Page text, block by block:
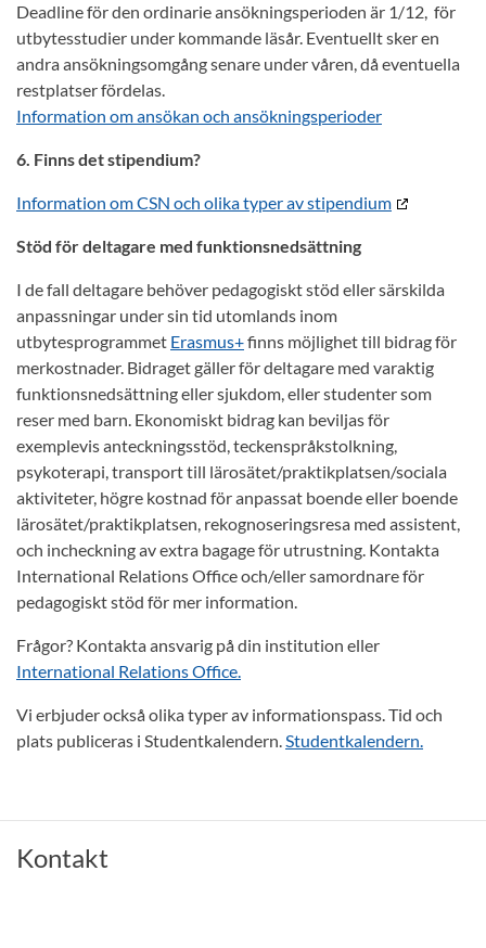
Deadline för den ordinarie ansökningsperioden är 1/12, för
utbytesstudier under kommande läsår. Eventuellt sker en
andra ansökningsomgång senare under våren, då eventuella
restplatser fördelas.
Information om ansökan och ansökningsperioder
6. Finns det stipendium?
Information om CSN och olika typer av stipendium
Stöd för deltagare med funktionsnedsättning
I de fall deltagare behöver pedagogiskt stöd eller särskilda
anpassningar under sin tid utomlands inom
utbytesprogrammet Erasmus+finns möjlighet till bidrag för
merkostnader. Bidraget gäller för deltagare med varaktig
funktionsnedsättning eller sjukdom, eller studenter som
reser med barn. Ekonomiskt bidrag kan beviljas för
exemplevis anteckningsstöd, teckenspråkstolkning,
psykoterapi, transport till lärosätet/praktikplatsen/sociala
aktiviteter, högre kostnad för anpassat boende eller boende
lärosätet/praktikplatsen, rekognoseringsresa med assistent,
och incheckning av extra bagage för utrustning. Kontakta
International Relations Office och/eller samordnare för
pedagogiskt stöd för mer information.
Frågor? Kontakta ansvarig på din institution eller
International Relations Office.
Vi erbjuder också olika typer av informationspass. Tid och
plats publiceras i Studentkalendern.Studentkalendern.
Kontakt